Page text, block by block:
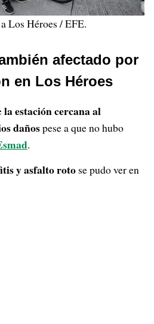
Los Héroes / EFE.
afectado por
en Los Héroes
la estación cercana al
dañospese a que no hubo
.
y asfalto roto se pudo ver en